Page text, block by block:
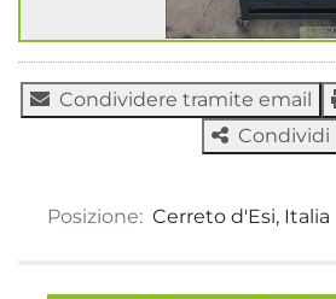
Condividere tramite email
Condividi
Posizione: Cerreto d'Esi, Italia